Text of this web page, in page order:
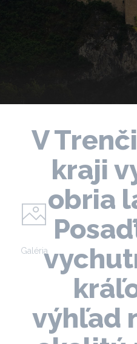
V
kraji
obria
výhľad
Galéria